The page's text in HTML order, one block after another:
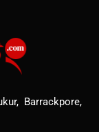
Barrackpore,